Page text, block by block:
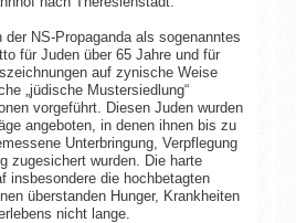
NS-Propaganda als sogenanntes
für Juden über 65 Jahre und für
auf zynische Weise
„jüdische Mustersiedlung“
vorgeführt. Diesen Juden wurden
angeboten, in denen ihnen bis zu
Unterbringung, Verpflegung
zugesichert wurden. Die harte
insbesondere die hochbetagten
überstanden Hunger, Krankheiten
nicht lange.